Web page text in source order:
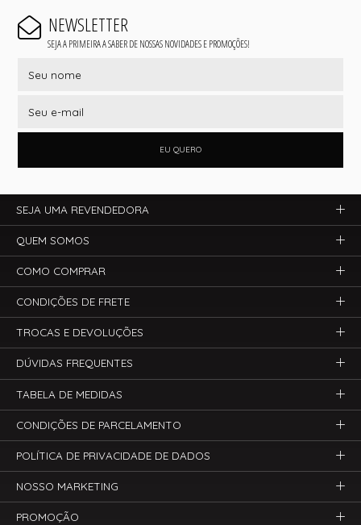
NEWSLETTER
SEJA A PRIMEIRA A SABER DE NOSSAS NOVIDADES E PROMOÇÕES!
EU QUERO
SEJA UMA REVENDEDORA
QUEM SOMOS
COMO COMPRAR
CONDIÇÕES DE FRETE
TROCAS E DEVOLUÇÕES
DÚVIDAS FREQUENTES
TABELA DE MEDIDAS
CONDIÇÕES DE PARCELAMENTO
POLÍTICA DE PRIVACIDADE DE DADOS
NOSSO MARKETING
PROMOÇÃO